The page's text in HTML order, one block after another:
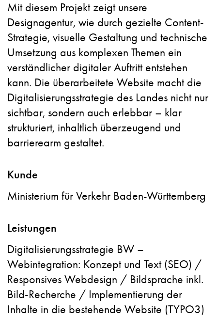
Mit diesem Projekt zeigt unsere
Designagentur, wie durch gezielte Content-
Strategie, visuelle Gestaltung und technische
Umsetzung aus komplexen Themen ein
verständlicher digitaler Auftritt entstehen
kann. Die überarbeitete Website macht die
Digitalisierungsstrategie des Landes nicht nur
sichtbar, sondern auch erlebbar – klar
strukturiert, inhaltlich überzeugend und
barrierearm gestaltet.
Kunde
Ministerium für Verkehr Baden-Württemberg
Leistungen
Digitalisierungsstrategie BW –
Webintegration: Konzept und Text (SEO) /
Responsives Webdesign / Bildsprache inkl.
Bild-Recherche / Implementierung der
Inhalte in die bestehende Website (TYPO3)